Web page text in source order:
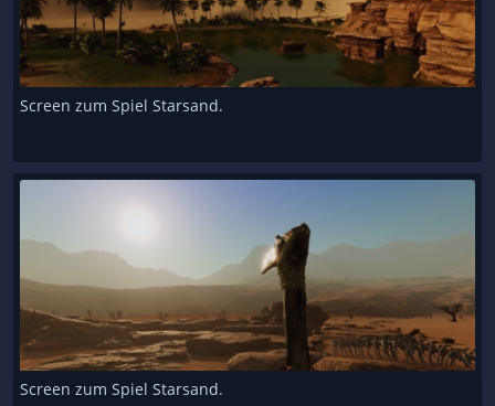
Screen zum Spiel Starsand.
Screen zum Spiel Starsand.